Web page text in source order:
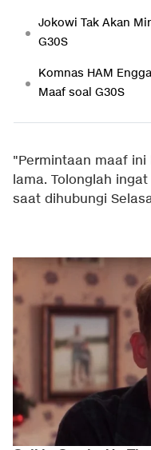
Jokowi Tak Akan
G30S
Komnas HAM
Maaf soal G30S
"Permintaan maaf
lama. Tolonglah
saat dihubungi